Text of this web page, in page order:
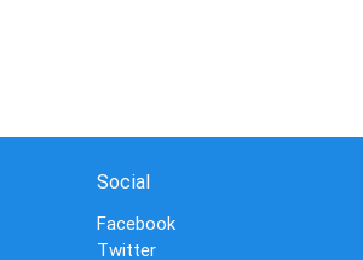
Social
Facebook
Twitter